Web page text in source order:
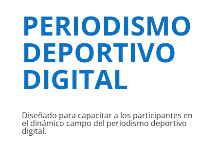
PERIODISMO
DEPORTIVO
DIGITAL
Diseñado para capacitar a los participantes en
el dinámico campo del periodismo deportivo
digital.